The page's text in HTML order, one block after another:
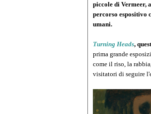
piccole di Vermeer,
percorso espositivo
umani.
Turning Heads,
prima grande
come il riso, la
visitatori di seguire